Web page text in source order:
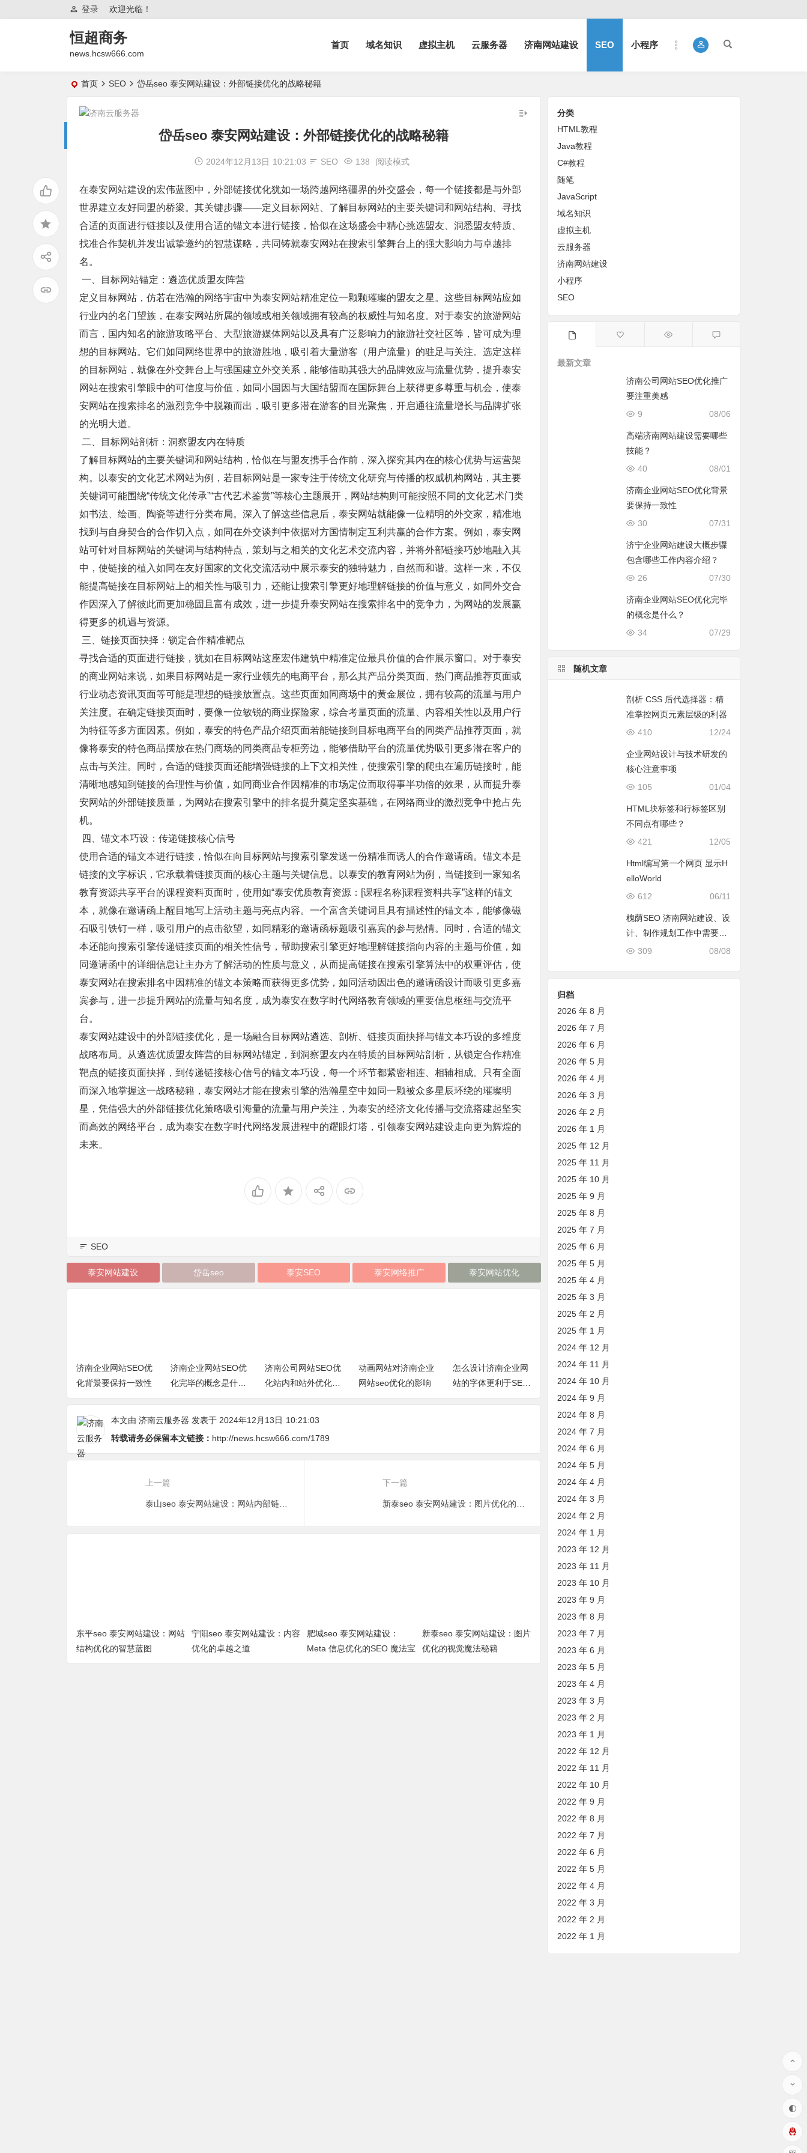
欢迎光临！
登录
恒超商务
news.hcsw666.com
首页 域名知识 虚拟主机 云服务器 济南网站建设 SEO 小程序
首页 SEO 岱岳seo 泰安网站建设：外部链接优化的战略秘籍
岱岳seo 泰安网站建设：外部链接优化的战略秘籍
2024年12月13日 10:21:03 SEO 138 阅读模式
在泰安网站建设的宏伟蓝图中，外部链接优化犹如一场跨越网络疆界的外交盛会，每一个链接都是与外部
世界建立友好同盟的桥梁。其关键步骤——定义目标网站、了解目标网站的主要关键词和网站结构、寻找
合适的页面进行链接以及使用合适的锚文本进行链接，恰似在这场盛会中精心挑选盟友、洞悉盟友特质、
找准合作契机并发出诚挚邀约的智慧谋略，共同铸就泰安网站在搜索引擎舞台上的强大影响力与卓越排
名。
一、目标网站锚定：遴选优质盟友阵营
定义目标网站，仿若在浩瀚的网络宇宙中为泰安网站精准定位一颗颗璀璨的盟友之星。这些目标网站应如
行业内的名门望族，在泰安网站所属的领域或相关领域拥有较高的权威性与知名度。对于泰安的旅游网站
而言，国内知名的旅游攻略平台、大型旅游媒体网站以及具有广泛影响力的旅游社交社区等，皆可成为理
想的目标网站。它们如同网络世界中的旅游胜地，吸引着大量游客（用户流量）的驻足与关注。选定这样
的目标网站，就像在外交舞台上与强国建立外交关系，能够借助其强大的品牌效应与流量优势，提升泰安
网站在搜索引擎眼中的可信度与价值，如同小国因与大国结盟而在国际舞台上获得更多尊重与机会，使泰
安网站在搜索排名的激烈竞争中脱颖而出，吸引更多潜在游客的目光聚焦，开启通往流量增长与品牌扩张
的光明大道。
二、目标网站剖析：洞察盟友内在特质
了解目标网站的主要关键词和网站结构，恰似在与盟友携手合作前，深入探究其内在的核心优势与运营架
构。以泰安的文化艺术网站为例，若目标网站是一家专注于传统文化研究与传播的权威机构网站，其主要
关键词可能围绕“传统文化传承”“古代艺术鉴赏”等核心主题展开，网站结构则可能按照不同的文化艺术门类
如书法、绘画、陶瓷等进行分类布局。深入了解这些信息后，泰安网站就能像一位精明的外交家，精准地
找到与自身契合的合作切入点，如同在外交谈判中依据对方国情制定互利共赢的合作方案。例如，泰安网
站可针对目标网站的关键词与结构特点，策划与之相关的文化艺术交流内容，并将外部链接巧妙地融入其
中，使链接的植入如同在友好国家的文化交流活动中展示泰安的独特魅力，自然而和谐。这样一来，不仅
能提高链接在目标网站上的相关性与吸引力，还能让搜索引擎更好地理解链接的价值与意义，如同外交合
作因深入了解彼此而更加稳固且富有成效，进一步提升泰安网站在搜索排名中的竞争力，为网站的发展赢
得更多的机遇与资源。
三、链接页面抉择：锁定合作精准靶点
寻找合适的页面进行链接，犹如在目标网站这座宏伟建筑中精准定位最具价值的合作展示窗口。对于泰安
的商业网站来说，如果目标网站是一家行业领先的电商平台，那么其产品分类页面、热门商品推荐页面或
行业动态资讯页面等可能是理想的链接放置点。这些页面如同商场中的黄金展位，拥有较高的流量与用户
关注度。在确定链接页面时，要像一位敏锐的商业探险家，综合考量页面的流量、内容相关性以及用户行
为特征等多方面因素。例如，泰安的特色产品介绍页面若能链接到目标电商平台的同类产品推荐页面，就
像将泰安的特色商品摆放在热门商场的同类商品专柜旁边，能够借助平台的流量优势吸引更多潜在客户的
点击与关注。同时，合适的链接页面还能增强链接的上下文相关性，使搜索引擎的爬虫在遍历链接时，能
清晰地感知到链接的合理性与价值，如同商业合作因精准的市场定位而取得事半功倍的效果，从而提升泰
安网站的外部链接质量，为网站在搜索引擎中的排名提升奠定坚实基础，在网络商业的激烈竞争中抢占先
机。
四、锚文本巧设：传递链接核心信号
使用合适的锚文本进行链接，恰似在向目标网站与搜索引擎发送一份精准而诱人的合作邀请函。锚文本是
链接的文字标识，它承载着链接页面的核心主题与关键信息。以泰安的教育网站为例，当链接到一家知名
教育资源共享平台的课程资料页面时，使用如“泰安优质教育资源：[课程名称]课程资料共享”这样的锚文
本，就像在邀请函上醒目地写上活动主题与亮点内容。一个富含关键词且具有描述性的锚文本，能够像磁
石吸引铁钉一样，吸引用户的点击欲望，如同精彩的邀请函标题吸引嘉宾的参与热情。同时，合适的锚文
本还能向搜索引擎传递链接页面的相关性信号，帮助搜索引擎更好地理解链接指向内容的主题与价值，如
同邀请函中的详细信息让主办方了解活动的性质与意义，从而提高链接在搜索引擎算法中的权重评估，使
泰安网站在搜索排名中因精准的锚文本策略而获得更多优势，如同活动因出色的邀请函设计而吸引更多嘉
宾参与，进一步提升网站的流量与知名度，成为泰安在数字时代网络教育领域的重要信息枢纽与交流平
台。
泰安网站建设中的外部链接优化，是一场融合目标网站遴选、剖析、链接页面抉择与锚文本巧设的多维度
战略布局。从遴选优质盟友阵营的目标网站锚定，到洞察盟友内在特质的目标网站剖析，从锁定合作精准
靶点的链接页面抉择，到传递链接核心信号的锚文本巧设，每一个环节都紧密相连、相辅相成。只有全面
而深入地掌握这一战略秘籍，泰安网站才能在搜索引擎的浩瀚星空中如同一颗被众多星辰环绕的璀璨明
星，凭借强大的外部链接优化策略吸引海量的流量与用户关注，为泰安的经济文化传播与交流搭建起坚实
而高效的网络平台，成为泰安在数字时代网络发展进程中的耀眼灯塔，引领泰安网站建设走向更为辉煌的
未来。
SEO
泰安网站建设 岱岳seo 泰安SEO 泰安网络推广 泰安网站优化
济南企业网站SEO优
化背景要保持一致性
济南企业网站SEO优
化完毕的概念是什
么？
济南公司网站SEO优
化站内和站外优化哪
个更重要？
动画网站对济南企业
网站seo优化的影响
怎么设计济南企业网
站的字体更利于SEO
优化推广？
济南SEO如何帮助企
业网站发展？
本文由 济南云服务器 发表于 2024年12月13日 10:21:03
转载请务必保留本文链接： http://news.hcsw666.com/1789
上一篇 下一篇
东平seo 泰安网站建设：网站
结构优化的智慧蓝图
宁阳seo 泰安网站建设：内容
优化的卓越之道
肥城seo 泰安网站建设：
Meta 信息优化的SEO 魔法宝
典
新泰seo 泰安网站建设：图片
优化的视觉魔法秘籍
分类
HTML教程
Java教程
C#教程
随笔
JavaScript
域名知识
虚拟主机
云服务器
济南网站建设
小程序
SEO
最新文章
济南公司网站SEO优化推广
要注重美感
08/06
9
高端济南网站建设需要哪些
技能？
08/01
40
济南企业网站SEO优化背景
要保持一致性
07/31
30
济宁企业网站建设大概步骤
包含哪些工作内容介绍？
07/30
26
济南企业网站SEO优化完毕
的概念是什么？
07/29
34
随机文章
剖析 CSS 后代选择器：精
准掌控网页元素层级的利器
12/24
410
企业网站设计与技术研发的
核心注意事项
01/04
105
HTML块标签和行标签区别
不同点有哪些？
12/05
421
Html编写第一个网页 显示H
elloWorld
06/11
612
槐荫SEO 济南网站建设、设
计、制作规划工作中需要注
意的几个要点
08/08
309
归档
2026 年 8 月
2026 年 7 月
2026 年 6 月
2026 年 5 月
2026 年 4 月
2026 年 3 月
2026 年 2 月
2026 年 1 月
2025 年 12 月
2025 年 11 月
2025 年 10 月
2025 年 9 月
2025 年 8 月
2025 年 7 月
2025 年 6 月
2025 年 5 月
2025 年 4 月
2025 年 3 月
2025 年 2 月
2025 年 1 月
2024 年 12 月
2024 年 11 月
2024 年 10 月
2024 年 9 月
2024 年 8 月
2024 年 7 月
2024 年 6 月
2024 年 5 月
2024 年 4 月
2024 年 3 月
2024 年 2 月
2024 年 1 月
2023 年 12 月
2023 年 11 月
2023 年 10 月
2023 年 9 月
2023 年 8 月
2023 年 7 月
2023 年 6 月
2023 年 5 月
2023 年 4 月
2023 年 3 月
2023 年 2 月
2023 年 1 月
2022 年 12 月
2022 年 11 月
2022 年 10 月
2022 年 9 月
2022 年 8 月
2022 年 7 月
2022 年 6 月
2022 年 5 月
2022 年 4 月
2022 年 3 月
2022 年 2 月
2022 年 1 月